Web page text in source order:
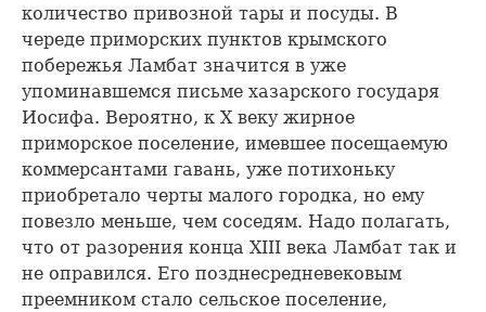
количество привозной тары и посуды. В
череде приморских пунктов крымского
побережья Ламбат значится в уже
упоминавшемся письме хазарского государя
Иосифа. Вероятно, к X веку жирное
приморское поселение, имевшее посещаемую
коммерсантами гавань, уже потихоньку
приобретало черты малого городка, но ему
повезло меньше, чем соседям. Надо полагать,
что от разорения конца XIII века Ламбат так и
не оправился. Его позднесредневековым
преемником стало сельское поселение,